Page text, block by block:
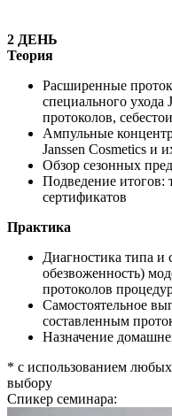
2 ДЕНЬ
Теория
Расширенные
специального ухода
протоколов,
Ампульные
Janssen Cosmetics и
Обзор сезонных
Подведение итогов:
сертификатов
Практика
Диагностика типа и
обезвоженность)
протоколов
Самостоятельное
составленным
Назначение
* с использованием
выбору
Спикер семинара: